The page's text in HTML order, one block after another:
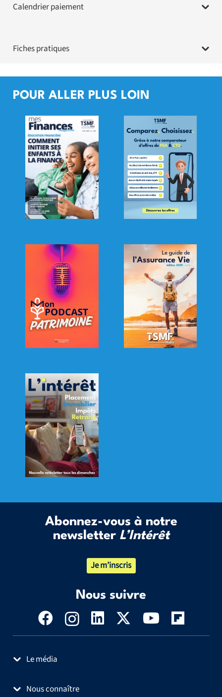
Calendrier paiement
Fiches pratiques
POUR ALLER PLUS LOIN
Abonnez-vous à notre
newsletter L’Intérêt
Je m’inscris
Nous suivre
Le média
Nous connaître